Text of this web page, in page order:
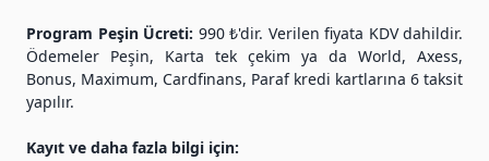
Program Peşin Ücreti: 990 ₺'dir. Verilen fiyata KDV dahildir.
Ödemeler Peşin, Karta tek çekim ya da World, Axess,
Bonus, Maximum, Cardfinans, Paraf kredi kartlarına 6 taksit
yapılır.
Kayıt ve daha fazla bilgi için: